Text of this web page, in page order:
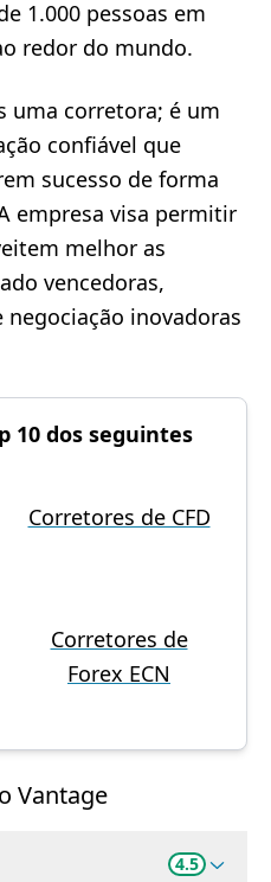
1.000 pessoas em
redor do mundo.
uma corretora; é um
confiável que
sucesso de forma
empresa visa permitir
melhor as
vencedoras,
inovadoras
10 dos seguintes
Corretores de CFD
Corretores de
Forex ECN
Vantage
4.5